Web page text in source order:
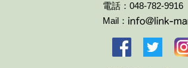
電話：048-782-9916
Mail：